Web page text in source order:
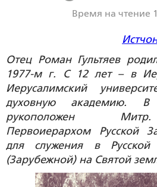
Время на чтение
Отец Роман Гультяев
1977-м г. С 12 лет – в
Иерусалимский
духовную академию.
рукоположен
Первоиерархом Русской
для служения в
(Зарубежной) на Святой